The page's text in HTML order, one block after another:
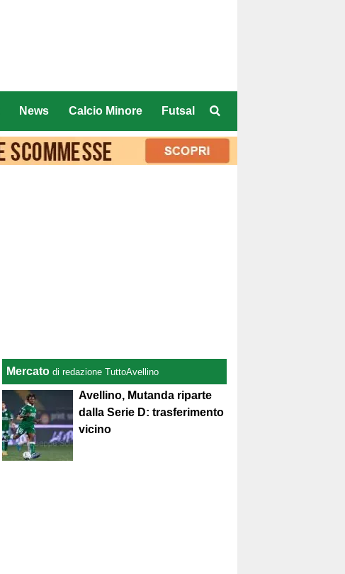
News Calcio Minore Futsal
Mercato di redazione TuttoAvellino
Avellino, Mutanda riparte
dalla Serie D: trasferimento
vicino